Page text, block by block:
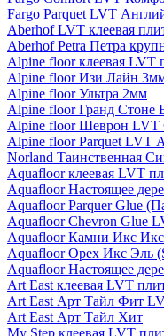
Fargo Parquet LVT
Aberhof LVT клеевая
Aberhof Petra Петра
Alpine floor клеевая LVT
Alpine floor Изи Лайн
Alpine floor Ультра 2мм
Alpine floor Гранд
Alpine floor Шеврон LVT
Alpine floor Parquet LVT
Norland Таинственная
Aquafloor клеевая LVT
Aquafloor Настоящее
Aquafloor Parquer Glue
Aquafloor Chevron Glue
Aquafloor Камни Икс
Aquafloor Орех Икс Эль
Aquafloor Настоящее
Art East клеевая LVT
Art East Арт Тайл Фит
Art East Арт Тайл Хит
My Step клеевая LVT